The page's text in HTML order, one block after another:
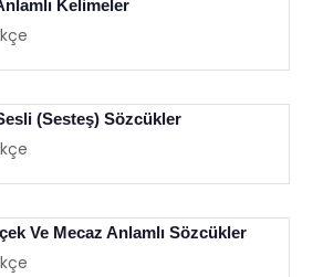
Kelimeler
(Sesteş) Sözcükler
Ve Mecaz Anlamlı Sözcükler